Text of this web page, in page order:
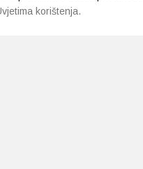
korištenja.